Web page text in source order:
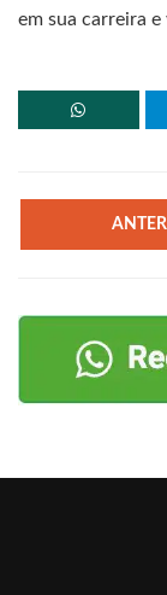
em sua carreira e